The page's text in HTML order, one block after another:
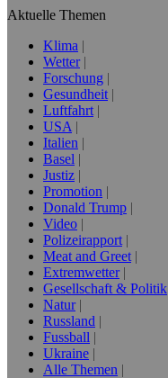
Aktuelle Themen
Klima
Wetter
Forschung
Gesundheit
Luftfahrt
USA
Italien
Basel
Justiz
Promotion
Donald Trump
Video
Polizeirapport
Meat and Greet
Extremwetter
Gesellschaft & Politik
Natur
Russland
Fussball
Ukraine
Alle Themen